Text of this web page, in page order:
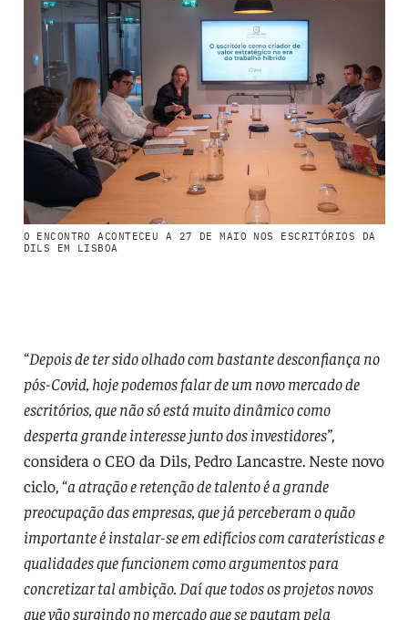
O ENCONTRO ACONTECEU A 27 DE MAIO NOS ESCRITÓRIOS DA
DILS EM LISBOA
“Depois de ter sido olhado com bastante desconfiança no
pós-Covid, hoje podemos falar de um novo mercado de
escritórios, que não só está muito dinâmico como
desperta grande interesse junto dos investidores”,
considera o CEO da Dils, Pedro Lancastre. Neste novo
ciclo, “a atração e retenção de talento é a grande
preocupação das empresas, que já perceberam o quão
importante é instalar-se em edifícios com caraterísticas e
qualidades que funcionem como argumentos para
concretizar tal ambição. Daí que todos os projetos novos
que vão surgindo no mercado que se pautam pela